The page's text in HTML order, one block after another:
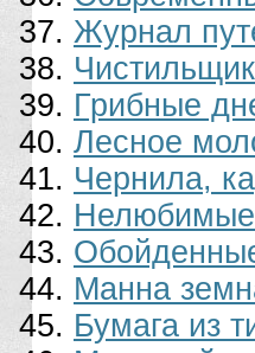
Журнал
Грибные
Лесное
Чернила,
Нелюбимые
Манна
Бумага из